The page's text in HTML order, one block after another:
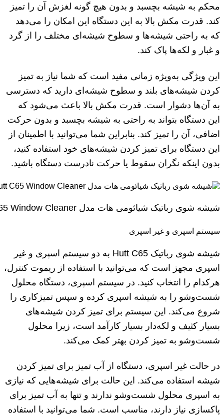
محکم به شیشه بچسبد و بدون هیچ گونه لغزش آن را تمیز
کند. قدرت مکش بالا به این دستگاه این امکان را می‌دهد
که به راحتی شیشه‌ها و سطوح شیشه‌ای مختلف را از گرد
و غبار و لکه‌ها پاک کند.
این ویژگی به‌ویژه زمانی مفید است که شما نیاز به تمیز
کردن شیشه‌های بلند و سطوح شیشه‌ای دارید که دسترسی
به آن‌ها دشوار است. قدرت مکش بالا باعث می‌شود که
این دستگاه بتواند به راحتی به شیشه بچسبد و بدون حرکت
اضافی، آن را تمیز کند. بنابراین شما می‌توانید با اطمینان از
این دستگاه برای تمیز کردن شیشه‌های خود استفاده کنید،
بدون اینکه نگران سقوط یا حرکت نادرست دستگاه باشید.
شیشه شوی رباتیک شیائومی هات مدل Hutt C65 Window Cleaner
سیستم اسپری و غیر اسپری
شیشه شوی رباتیک Hutt C65 به دو سیستم اسپری و غیر
اسپری مجهز است که می‌توانید با استفاده از ریموت کنترل،
هرکدام را انتخاب کنید. در سیستم اسپری، دستگاه محلول
شست‌وشو را به شیشه اسپری کرده و سپس تمیزکاری را
شروع می‌کند. این سیستم برای تمیز کردن شیشه‌های
بسیار کثیف و لکه‌دار بسیار کارآمد است، زیرا محلول
شست‌وشو به تمیز کردن بهتر کمک می‌کند.
در حالت غیر اسپری، دستگاه از آب تمیز برای تمیز کردن
شیشه استفاده می‌کند. این حالت برای شیشه‌هایی که نیازی
به اسپری محلول شست‌وشو ندارند و تنها به آب تمیز برای
پاکسازی نیاز دارند، مناسب است. شما می‌توانید با استفاده